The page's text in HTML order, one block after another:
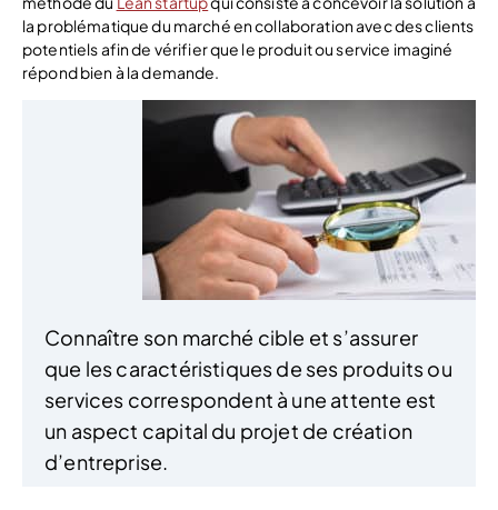
la problématique du marché en collaboration avec des clients
potentiels afin de vérifier que le produit ou service imaginé
répond bien à la demande.
Connaître son marché cible et s’assurer
que les caractéristiques de ses produits ou
services correspondent à une attente est
un aspect capital du projet de création
d’entreprise.